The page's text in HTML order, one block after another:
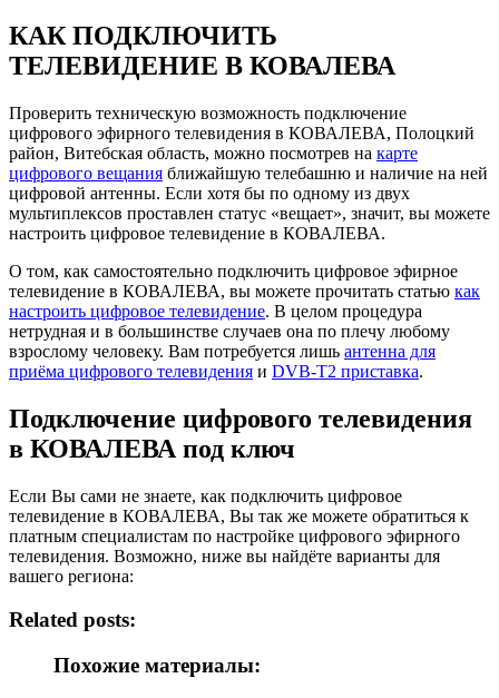
КАК ПОДКЛЮЧИТЬ
ТЕЛЕВИДЕНИЕ В КОВАЛЕВА
Проверить техническую возможность подключение
цифрового эфирного телевидения в КОВАЛЕВА, Полоцкий
район, Витебская область, можно посмотрев на карте
цифрового вещания ближайшую телебашню и наличие на ней
цифровой антенны. Если хотя бы по одному из двух
мультиплексов проставлен статус «вещает», значит, вы можете
настроить цифровое телевидение в КОВАЛЕВА.
О том, как самостоятельно подключить цифровое эфирное
телевидение в КОВАЛЕВА, вы можете прочитать статью как
настроить цифровое телевидение. В целом процедура
нетрудная и в большинстве случаев она по плечу любому
взрослому человеку. Вам потребуется лишь антенна для
приёма цифрового телевидения и DVB-T2 приставка.
Подключение цифрового телевидения
в КОВАЛЕВА под ключ
Если Вы сами не знаете, как подключить цифровое
телевидение в КОВАЛЕВА, Вы так же можете обратиться к
платным специалистам по настройке цифрового эфирного
телевидения. Возможно, ниже вы найдёте варианты для
вашего региона:
Related posts:
Похожие материалы: